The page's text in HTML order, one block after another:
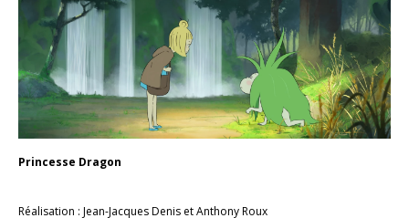
Princesse Dragon
Réalisation : Jean-Jacques Denis et Anthony Roux